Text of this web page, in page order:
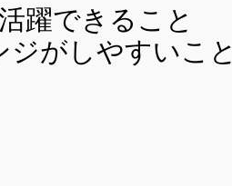
躍できること
がしやすいこと